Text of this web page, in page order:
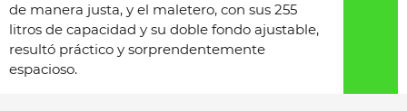
de manera justa, y el maletero, con sus 255
litros de capacidad y su doble fondo ajustable,
resultó práctico y sorprendentemente
espacioso.